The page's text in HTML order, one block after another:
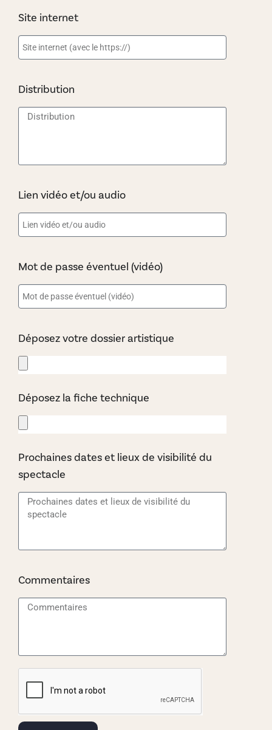
Site internet
Distribution
Lien vidéo et/ou audio
Mot de passe éventuel (vidéo)
Déposez votre dossier artistique
Déposez la fiche technique
Prochaines dates et lieux de visibilité du
spectacle
Commentaires